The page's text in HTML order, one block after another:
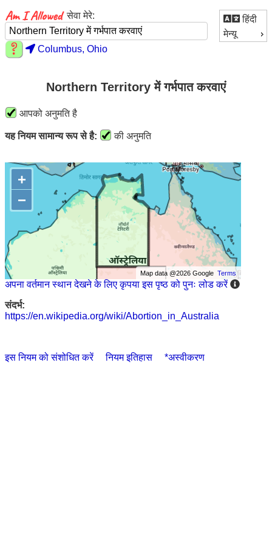
हिंदी
मेन्यू
सेवा मेरे:
Columbus, Ohio
Northern Territory में गर्भपात करवाएं
आपको अनुमति है
यह नियम सामान्य रूप से है: की अनुमति
+
−
Map data @2026 GoogleTerms
अपना वर्तमान स्थान देखने के लिए कृपया इस पृष्ठ को पुनः लोड करें
संदर्भ:
https://en.wikipedia.org/wiki/Abortion_in_Australia
इस नियम को संशोधित करें नियम इतिहास *अस्वीकरण